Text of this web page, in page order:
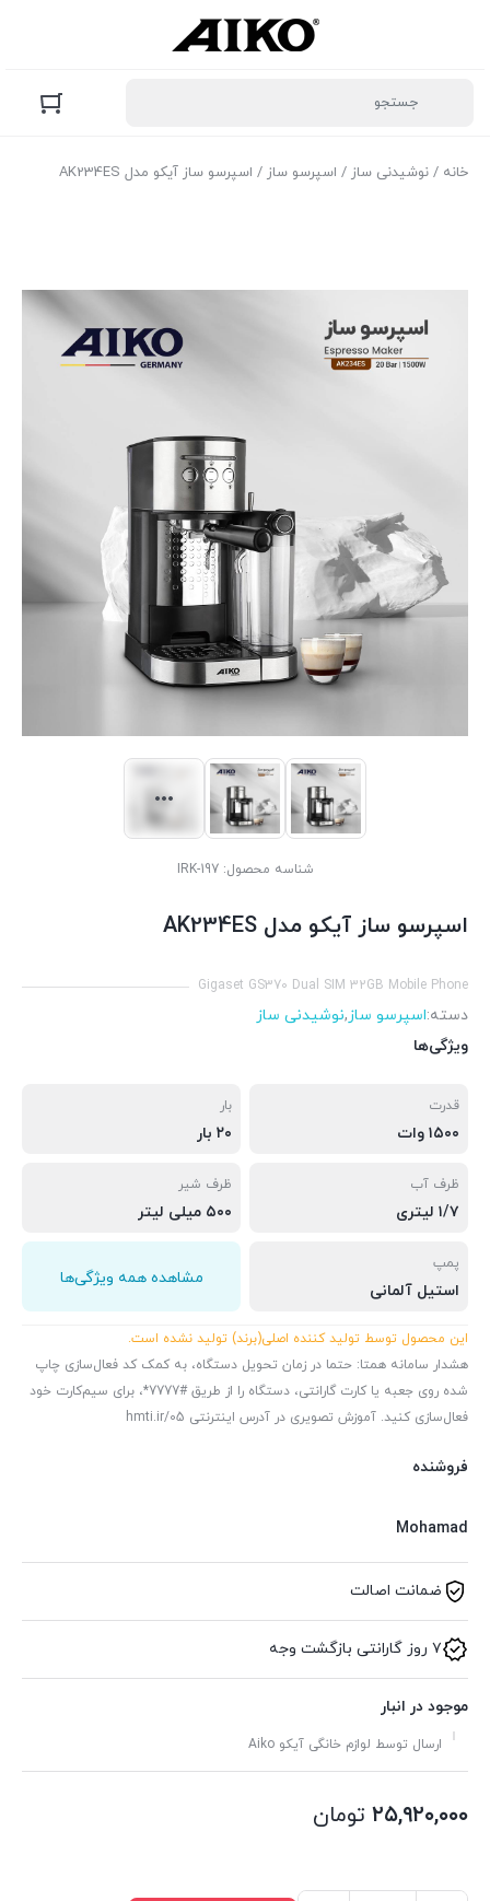
خانه / نوشیدنی ساز / اسپرسو ساز / اسپرسو ساز آیکو مدل AK234ES
شناسه محصول:IRK-197
اسپرسو ساز آیکو مدل AK234ES
Gigaset GS370 Dual SIM 32GB Mobile Phone
دسته:اسپرسو ساز,نوشیدنی ساز
ویژگی‌ها
قدرت
۱۵۰۰ وات
بار
۲۰ بار
ظرف آب
۱/۷ لیتری
ظرف شیر
۵۰۰ میلی لیتر
پمپ
استیل آلمانی
مشاهده همه ویژگی‌ها
این محصول توسط تولید کننده اصلی(برند) تولید نشده ‌است.
هشدار سامانه همتا: حتما در زمان تحویل دستگاه، به کمک کد فعال‌سازی چاپ
شده روی جعبه یا کارت گارانتی، دستگاه را از طریق #7777*، برای سیم‌کارت خود
فعال‌سازی کنید. آموزش تصویری در آدرس اینترنتی hmti.ir/05
فروشنده
Mohamad
ضمانت اصالت
۷ روز گارانتی بازگشت وجه
موجود در انبار
ارسال توسط لوازم خانگی آیکو Aiko
۲۵,۹۲۰,۰۰۰ تومان